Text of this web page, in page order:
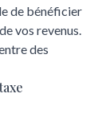
de bénéficier
vos revenus.
des